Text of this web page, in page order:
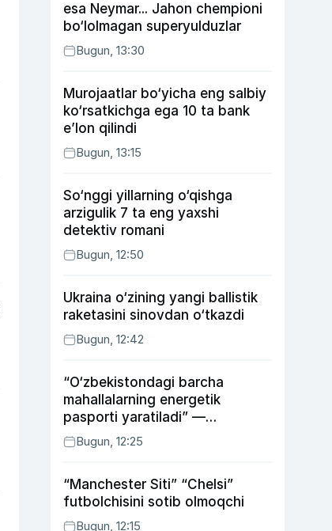
esa Neymar... Jahon chempioni
bo‘lolmagan superyulduzlar
Bugun, 13:30
Murojaatlar bo‘yicha eng salbiy
ko‘rsatkichga ega 10 ta bank
e’lon qilindi
Bugun, 13:15
So‘nggi yillarning o‘qishga
arzigulik 7 ta eng yaxshi
detektiv romani
Bugun, 12:50
Ukraina o‘zining yangi ballistik
raketasini sinovdan o‘tkazdi
Bugun, 12:42
“O‘zbekistondagi barcha
mahallalarning energetik
pasporti yaratiladi” —
energetika vaziri
Bugun, 12:25
“Manchester Siti” “Chelsi”
futbolchisini sotib olmoqchi
Bugun, 12:15